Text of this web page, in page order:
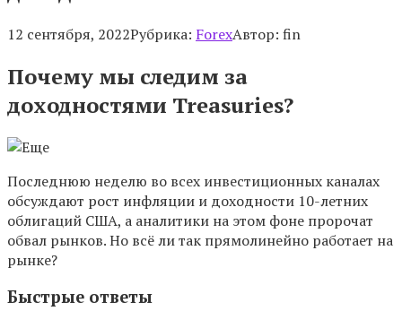
12 сентября, 2022Рубрика: ForexАвтор: fin
Почему мы следим за
доходностями Treasuries?
Последнюю неделю во всех инвестиционных каналах
обсуждают рост инфляции и доходности 10-летних
облигаций США, а аналитики на этом фоне пророчат
обвал рынков. Но всё ли так прямолинейно работает на
рынке?
Быстрые ответы